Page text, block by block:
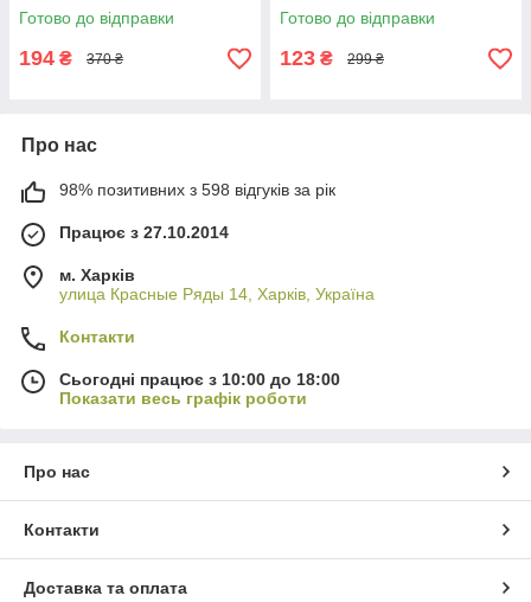
Готово до відправки
194 ₴ 370 ₴
Готово до відправки
123 ₴ 299 ₴
Про нас
98% позитивних з 598 відгуків за рік
Працює з 27.10.2014
м. Харків
улица Красные Ряды 14, Харків, Україна
Контакти
Сьогодні працює з 10:00 до 18:00
Показати весь графік роботи
Про нас
Контакти
Доставка та оплата